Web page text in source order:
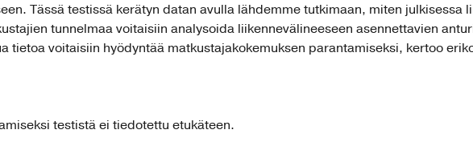
Tässä testissä kerätyn datan avulla lähdemme tutkimaan, miten julkisessa
tunnelmaa voitaisiin analysoida liikennevälineeseen asennettavien
tietoa voitaisiin hyödyntää matkustajakokemuksen parantamiseksi, kertoo
testistä ei tiedotettu etukäteen.